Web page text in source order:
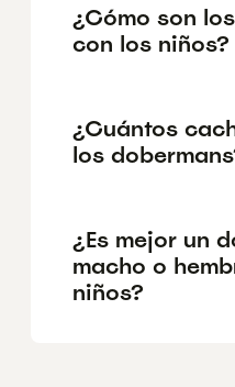
¿Cómo son
con los niños?
¿Cuántos
los
¿Es mejor un
macho o
niños?